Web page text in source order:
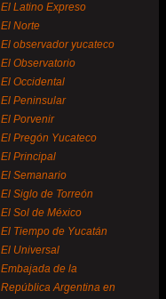
El Latino Expreso
El Norte
El observador yucateco
El Observatorio
El Occidental
El Peninsular
El Porvenir
El Pregón Yucateco
El Principal
El Semanario
El Siglo de Torreón
El Sol de México
El Tiempo de Yucatán
El Universal
Embajada de la
República Argentina en